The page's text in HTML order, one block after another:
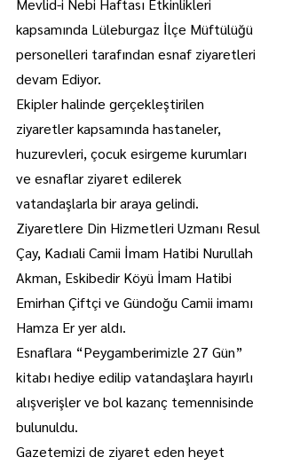
kapsamında Lüleburgaz İlçe Müftülüğü
personelleri tarafından esnaf ziyaretleri
devam Ediyor.
Ekipler halinde gerçekleştirilen
ziyaretler kapsamında hastaneler,
huzurevleri, çocuk esirgeme kurumları
ve esnaflar ziyaret edilerek
vatandaşlarla bir araya gelindi.
Ziyaretlere Din Hizmetleri Uzmanı Resul
Çay, Kadıali Camii İmam Hatibi Nurullah
Akman, Eskibedir Köyü İmam Hatibi
Emirhan Çiftçi ve Gündoğu Camii imamı
Hamza Er yer aldı.
Esnaflara “Peygamberimizle 27 Gün”
kitabı hediye edilip vatandaşlara hayırlı
alışverişler ve bol kazanç temennisinde
bulunuldu.
Gazetemizi de ziyaret eden heyet